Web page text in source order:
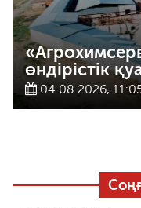
өндірістік
04.08.2026,